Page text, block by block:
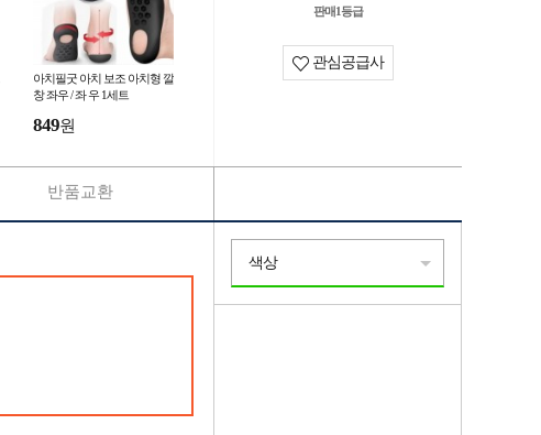
아치필굿 아치 보조 아치형 깔
창 좌우 / 좌 우 1세트
849원
판매1등급
관심공급사
반품교환
색상